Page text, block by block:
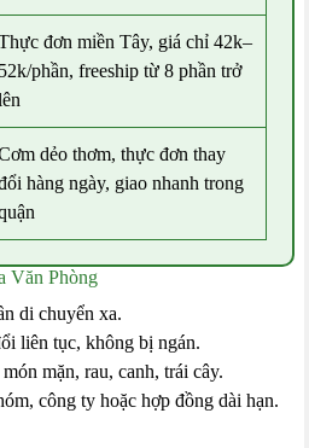
đơn miền Tây, giá chỉ 42k–
52k/phần, freeship từ 8 phần trở
dẻo thơm, thực đơn thay
hàng ngày, giao nhanh trong
Văn Phòng
di chuyển xa.
liên tục, không bị ngán.
mặn, rau, canh, trái cây.
công ty hoặc hợp đồng dài hạn.